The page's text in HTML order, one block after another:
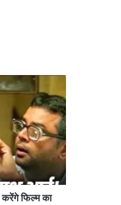
करेंगे फिल्म का